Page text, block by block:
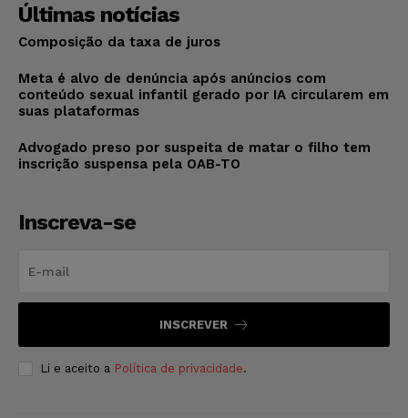
Últimas notícias
Composição da taxa de juros
Meta é alvo de denúncia após anúncios com
conteúdo sexual infantil gerado por IA circularem em
suas plataformas
Advogado preso por suspeita de matar o filho tem
inscrição suspensa pela OAB-TO
Inscreva-se
INSCREVER
Li e aceito a Política de privacidade.